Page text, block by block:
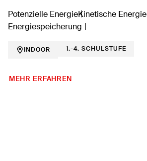
Potenzielle EnergieKinetische Energie
Energiespeicherung
INDOOR 1.-4. SCHULSTUFE
MEHR ERFAHREN